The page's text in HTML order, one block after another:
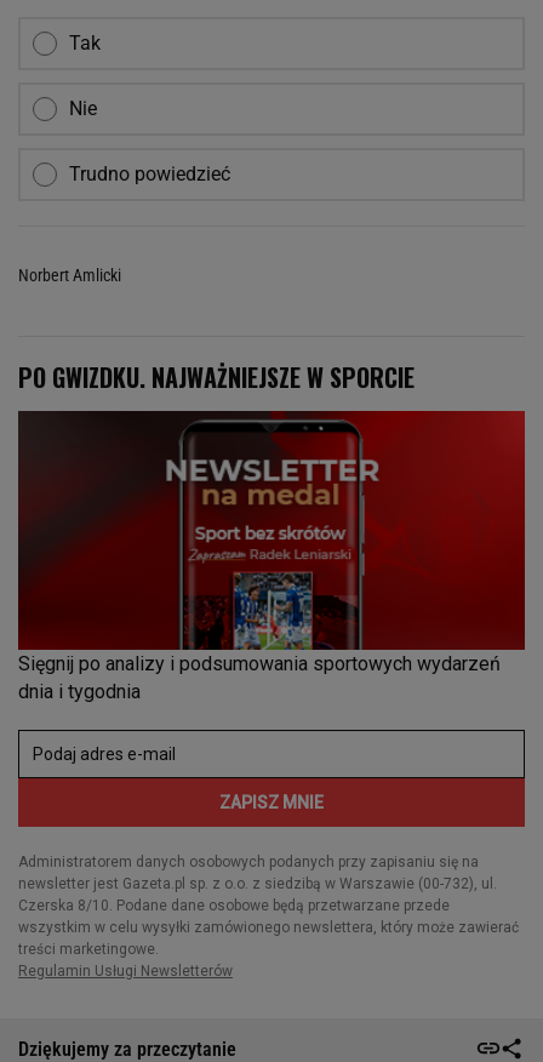
Tak
Nie
Trudno powiedzieć
Norbert Amlicki
Dziękujemy za przeczytanie